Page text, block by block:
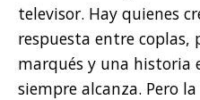
televisor. Hay quienes
respuesta entre coplas,
marqués y una historia
siempre alcanza. Pero